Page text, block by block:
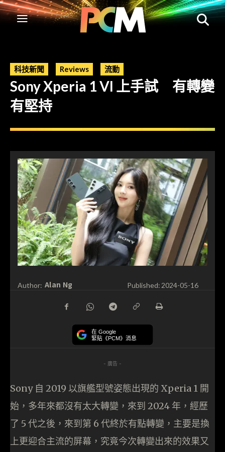
科技新聞 Reviews 流動
Sony Xperia 1 VI 上手試 有轉變
有堅持
Author: Alan Ng Published: 2024-05-16
在 Google
緊貼《PCM》消息
- 廣告 -
Sony 自 2019 以旗艦型號姿態出現的 Xperia 1 開
始，多年來都沒有太大轉變，來到 2024 年，經歷
了 5 代之後，來到第 6 代終於有點轉變，主要是換
上更迎合主流的屏幕，究竟今次轉變出來的效果又